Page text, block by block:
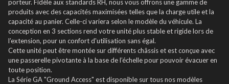
porteur. Fidèle aux standards RH, nous vous offrons une gamme de
produits avec des capacités maximisées telles que la charge utile et la
capacité au panier. Celle-ci variera selon le modèle du véhicule. La
conception en 3 sections rend votre unité plus stable et rigide lors de
l’extension, pour un confort d'utilisation sans égal.
Cette unité peut être montée sur différents châssis et est conçue avec
une passerelle pivotante à la base de l’échelle pour pouvoir évacuer en
toute position.
La Série GA "Ground Access" est disponible sur tous nos modèles